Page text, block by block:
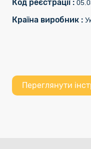
Код реєстрації :
Країна виробник :
Переглянути